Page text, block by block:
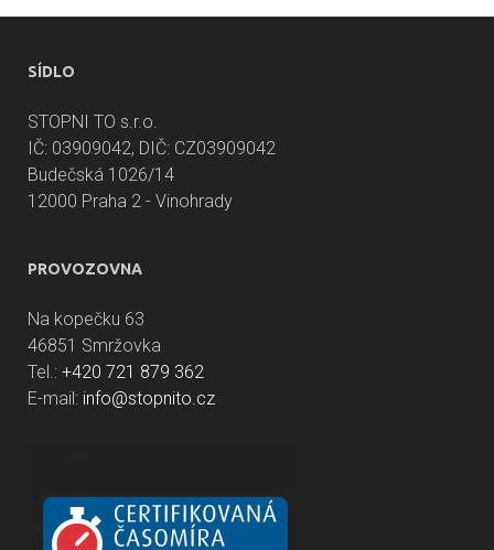
SÍDLO
STOPNI TO s.r.o.
IČ: 03909042, DIČ: CZ03909042
Budečská 1026/14
12000 Praha 2 - Vinohrady
PROVOZOVNA
Na kopečku 63
46851 Smržovka
Tel.: +420 721 879 362
E-mail: info@stopnito.cz